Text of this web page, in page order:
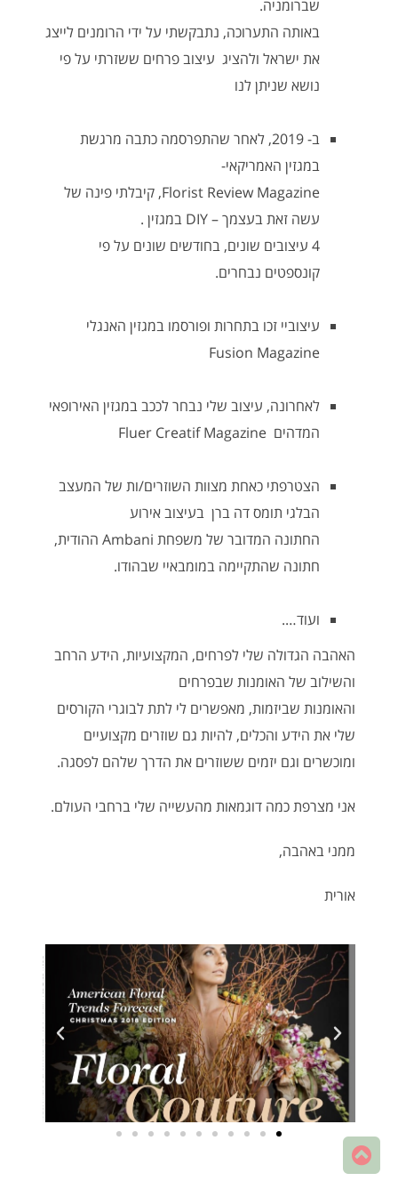
שברומניה.
באותה התערוכה, נתבקשתי על ידי הרומנים לייצג
את ישראל ולהציג עיצוב פרחים ששזרתי על פי
נושא שניתן לנו
ב- 2019, לאחר שהתפרסמה כתבה מרגשת
במגזין האמריקאי-
Florist Review Magazine, קיבלתי פינה של
עשה זאת בעצמך – DIY במגזין .
4 עיצובים שונים, בחודשים שונים על פי
קונספטים נבחרים.
עיצוביי זכו בתחרות ופורסמו במגזין האנגלי
Fusion Magazine
לאחרונה, עיצוב שלי נבחר לככב במגזין האירופאי
המדהים Fluer Creatif Magazine
הצטרפתי כאחת מצוות השוזרים/ות של המעצב
הבלגי תומס דה ברן בעיצוב אירוע
החתונה המדובר של משפחת Ambani ההודית,
חתונה שהתקיימה במומבאיי שבהודו.
ועוד….
האהבה הגדולה שלי לפרחים, המקצועיות, הידע הרחב
והשילוב של האומנות שבפרחים
והאומנות שביזמות, מאפשרים לי לתת לבוגרי הקורסים
שלי את הידע והכלים, להיות גם שוזרים מקצועיים
ומוכשרים וגם יזמים ששוזרים את הדרך שלהם לפסגה.
אני מצרפת כמה דוגמאות מהעשייה שלי ברחבי העולם.
ממני באהבה,
אורית
גלילה